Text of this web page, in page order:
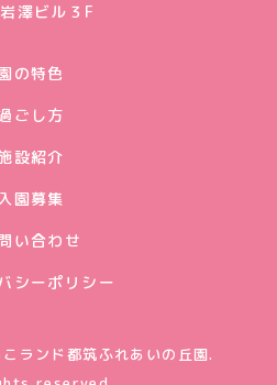
澤ビル３F
の特色
ごし方
設紹介
園募集
い合わせ
シーポリシー
ンド都筑ふれあいの丘園.